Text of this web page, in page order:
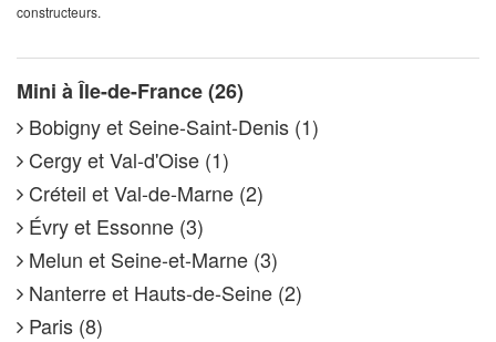
constructeurs.
Mini à Île-de-France (26)
Bobigny et Seine-Saint-Denis (1)
Cergy et Val-d'Oise (1)
Créteil et Val-de-Marne (2)
Évry et Essonne (3)
Melun et Seine-et-Marne (3)
Nanterre et Hauts-de-Seine (2)
Paris (8)